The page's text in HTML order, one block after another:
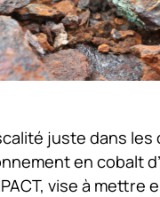
juste dans les
en cobalt
vise à mettre